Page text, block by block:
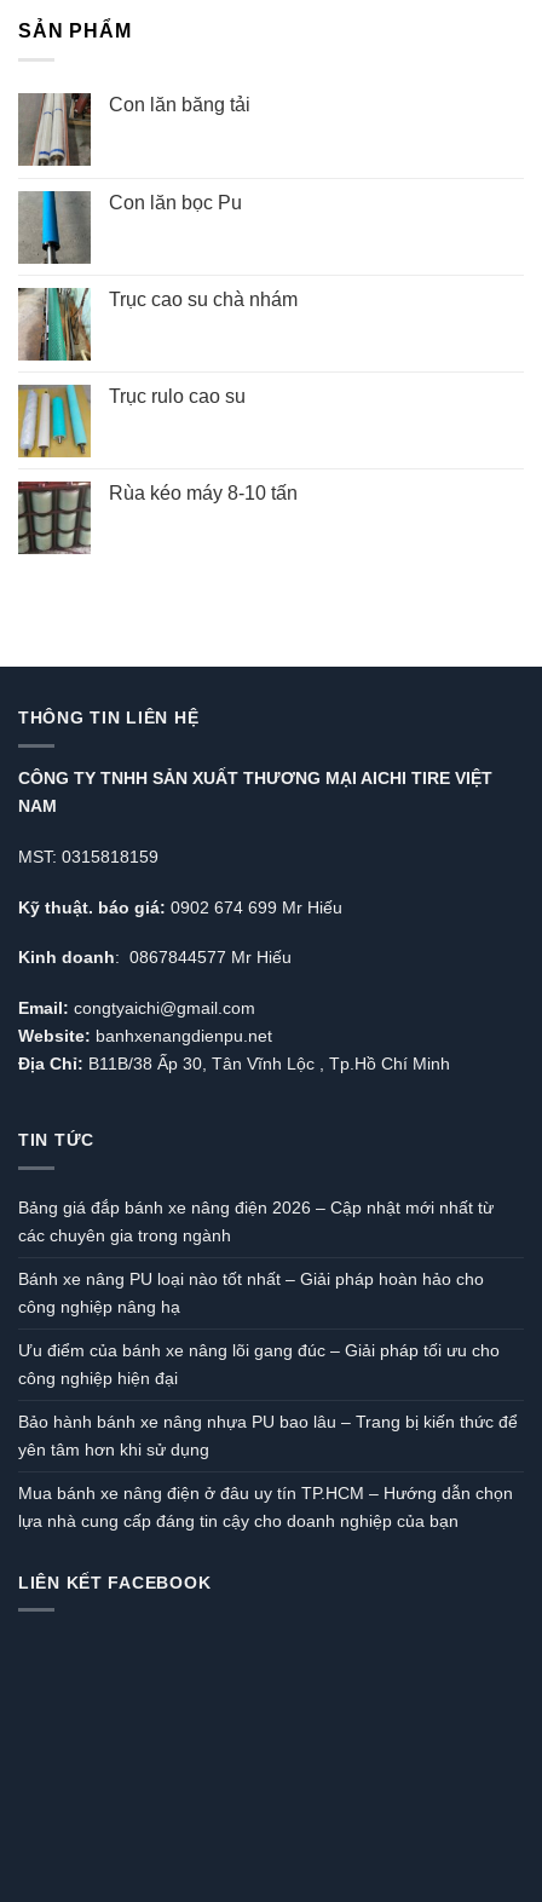
SẢN PHẨM
Con lăn băng tải
Con lăn bọc Pu
Trục cao su chà nhám
Trục rulo cao su
Rùa kéo máy 8-10 tấn
THÔNG TIN LIÊN HỆ
CÔNG TY TNHH SẢN XUẤT THƯƠNG MẠI AICHI TIRE VIỆT
NAM
MST: 0315818159
Kỹ thuật. báo giá: 0902 674 699 Mr Hiếu
Kinh doanh: 0867844577 Mr Hiếu
Email: congtyaichi@gmail.com
Website: banhxenangdienpu.net
Địa Chỉ: B11B/38 Ấp 30, Tân Vĩnh Lộc , Tp.Hồ Chí Minh
TIN TỨC
Bảng giá đắp bánh xe nâng điện 2026 – Cập nhật mới nhất từ
các chuyên gia trong ngành
Bánh xe nâng PU loại nào tốt nhất – Giải pháp hoàn hảo cho
công nghiệp nâng hạ
Ưu điểm của bánh xe nâng lõi gang đúc – Giải pháp tối ưu cho
công nghiệp hiện đại
Bảo hành bánh xe nâng nhựa PU bao lâu – Trang bị kiến thức để
yên tâm hơn khi sử dụng
Mua bánh xe nâng điện ở đâu uy tín TP.HCM – Hướng dẫn chọn
lựa nhà cung cấp đáng tin cậy cho doanh nghiệp của bạn
LIÊN KẾT FACEBOOK